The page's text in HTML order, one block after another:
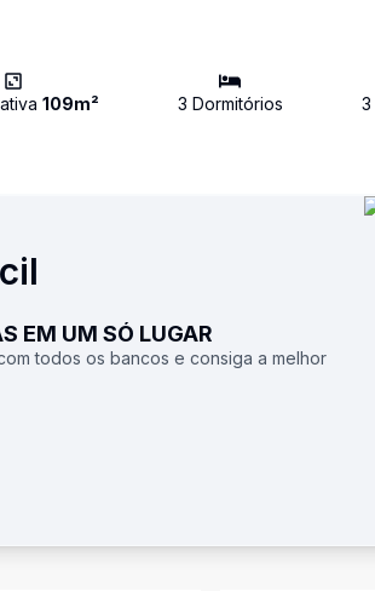
109m² 3 Dormitórios 3
EM UM SÓ LUGAR
todos os bancos e consiga a melhor